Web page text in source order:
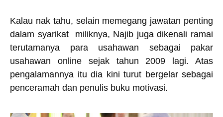
Kalau nak tahu, selain memegang jawatan penting
dalam syarikat miliknya, Najib juga dikenali ramai
terutamanya para usahawan sebagai pakar
usahawan online sejak tahun 2009 lagi. Atas
pengalamannya itu dia kini turut bergelar sebagai
penceramah dan penulis buku motivasi.